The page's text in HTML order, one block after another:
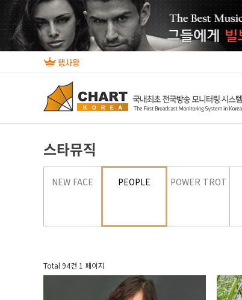
스타뮤직
NEW FACE PEOPLE POWER TROT
Total 94건 1 페이지